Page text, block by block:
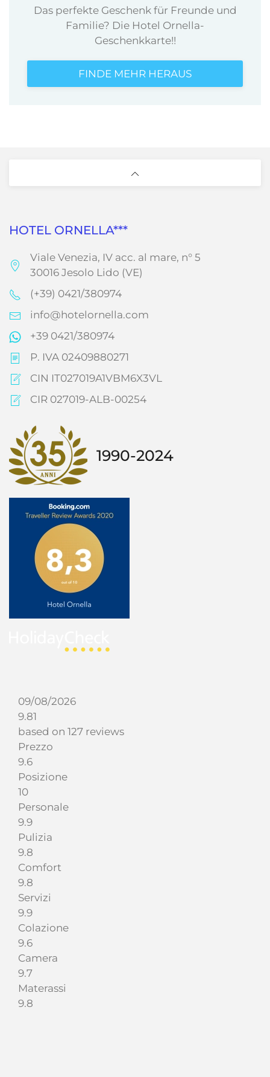
Das perfekte Geschenk für Freunde und
Familie? Die Hotel Ornella-
Geschenkkarte!!
FINDE MEHR HERAUS
HOTEL ORNELLA***
Viale Venezia, IV acc. al mare, n° 5
30016 Jesolo Lido (VE)
(+39) 0421/380974
info@hotelornella.com
+39 0421/380974
P. IVA 02409880271
CIN IT027019A1VBM6X3VL
CIR 027019-ALB-00254
1990-2024
09/08/2026
9.81
based on 127 reviews
Prezzo
9.6
Posizione
10
Personale
9.9
Pulizia
9.8
Comfort
9.8
Servizi
9.9
Colazione
9.6
Camera
9.7
Materassi
9.8